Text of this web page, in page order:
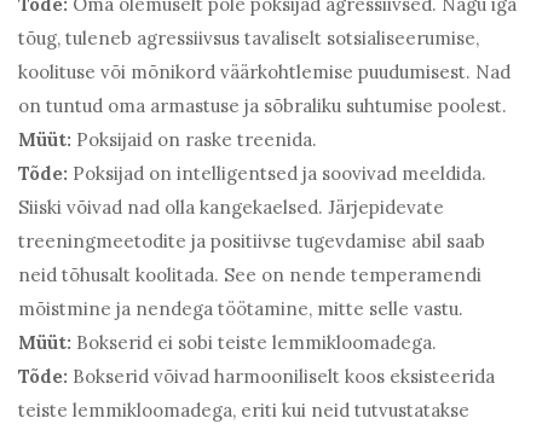
tõug, tuleneb agressiivsus tavaliselt sotsialiseerumise,
koolituse või mõnikord väärkohtlemise puudumisest. Nad
on tuntud oma armastuse ja sõbraliku suhtumise poolest.
Müüt: Poksijaid on raske treenida.
Tõde: Poksijad on intelligentsed ja soovivad meeldida.
Siiski võivad nad olla kangekaelsed. Järjepidevate
treeningmeetodite ja positiivse tugevdamise abil saab
neid tõhusalt koolitada. See on nende temperamendi
mõistmine ja nendega töötamine, mitte selle vastu.
Müüt: Bokserid ei sobi teiste lemmikloomadega.
Tõde: Bokserid võivad harmooniliselt koos eksisteerida
teiste lemmikloomadega, eriti kui neid tutvustatakse